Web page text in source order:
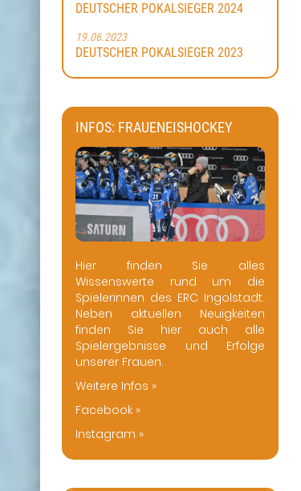
DEUTSCHER POKALSIEGER 2024
19.06.2023
DEUTSCHER POKALSIEGER 2023
INFOS: FRAUENEISHOCKEY
Hier finden Sie alles
Wissenswerte rund um die
Spielerinnen des ERC Ingolstadt.
Neben aktuellen Neuigkeiten
finden Sie hier auch alle
Spielergebnisse und Erfolge
unserer Frauen.
Weitere Infos »
Facebook »
Instagram »